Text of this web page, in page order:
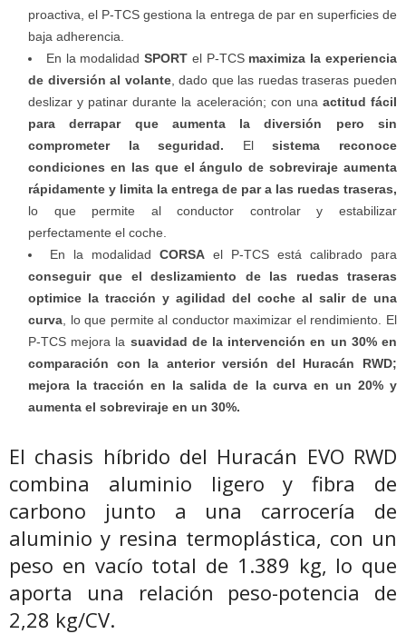
proactiva, el P-TCS gestiona la entrega de par en superficies de
baja adherencia.
En la modalidadSPORT el P-TCS maximiza la experiencia
de diversión al volante, dado que las ruedas traseras pueden
deslizar y patinar durante la aceleración; con una actitud fácil
para derrapar que aumenta la diversión pero sin
comprometer la seguridad. Elsistema reconoce
condiciones en las que el ángulo de sobreviraje aumenta
rápidamente y limita la entrega de par a las ruedas traseras,
lo que permite al conductor controlar y estabilizar
perfectamente el coche.
En la modalidad CORSA el P-TCS está calibrado para
conseguir que el deslizamiento de las ruedas traseras
optimice la tracción y agilidad del coche al salir de una
curva , lo que permite al conductor maximizar el rendimiento. El
P-TCS mejora la suavidad de la intervención en un 30% en
comparación con la anterior versión del Huracán RWD;
mejora la tracción en la salida de la curva en un 20% y
aumenta el sobreviraje en un 30%.
El chasis híbrido del Huracán EVO RWD
combina aluminio ligero y fibra de
carbono junto a una carrocería de
aluminio y resina termoplástica, con un
peso en vacío total de 1.389 kg, lo que
aporta una relación peso-potencia de
2,28 kg/CV.